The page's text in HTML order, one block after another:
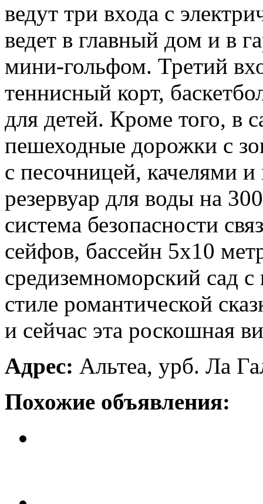
ведут три входа с
ведет в главный дом и в
мини-гольфом. Третий
теннисный корт,
для детей. Кроме того, в
пешеходные дорожки с
с песочницей, качелями
резервуар для воды на
система безопасности
сейфов, бассейн 5х10
средиземноморский сад
стиле романтической
и сейчас эта роскошная
Адрес: Альтеа, урб. Ла
Похожие объявления: